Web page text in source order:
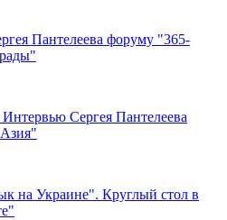
Пантелеева форуму "365-
Сергея Пантелеева
на Украине". Круглый стол в